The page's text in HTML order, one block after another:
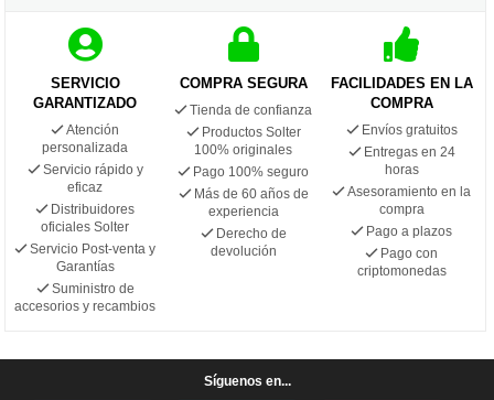
SERVICIO
GARANTIZADO
Atención
personalizada
Servicio rápido y
eficaz
Distribuidores
oficiales Solter
Servicio Post-venta y
Garantías
Suministro de
accesorios y recambios
COMPRA SEGURA
Tienda de confianza
Productos Solter
100% originales
Pago 100% seguro
Más de 60 años de
experiencia
Derecho de
devolución
FACILIDADES EN LA
COMPRA
Envíos gratuitos
Entregas en 24
horas
Asesoramiento en la
compra
Pago a plazos
Pago con
criptomonedas
Síguenos en...